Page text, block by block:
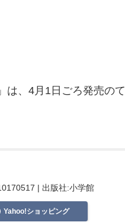
は、4月1日ごろ発売のて
| 出版社:小学館
Yahoo!ショッピング